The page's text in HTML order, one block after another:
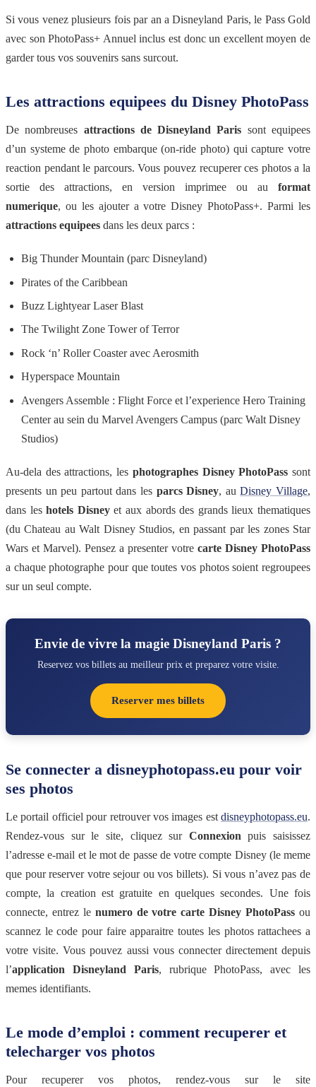
Si vous venez plusieurs fois par an a Disneyland Paris, le Pass Gold
avec son PhotoPass+ Annuel inclus est donc un excellent moyen de
garder tous vos souvenirs sans surcout.
Les attractions equipees du Disney PhotoPass
De nombreuses attractions de Disneyland Paris sont equipees
d’un systeme de photo embarque (on-ride photo) qui capture votre
reaction pendant le parcours. Vous pouvez recuperer ces photos a la
sortie des attractions, en version imprimee ou au format
numerique, ou les ajouter a votre Disney PhotoPass+. Parmi les
attractions equipees dans les deux parcs :
Big Thunder Mountain (parc Disneyland)
Pirates of the Caribbean
Buzz Lightyear Laser Blast
The Twilight Zone Tower of Terror
Rock ‘n’ Roller Coaster avec Aerosmith
Hyperspace Mountain
Avengers Assemble : Flight Force et l’experience Hero Training
Center au sein du Marvel Avengers Campus (parc Walt Disney
Studios)
Au-dela des attractions, les photographes Disney PhotoPass sont
presents un peu partout dans les parcs Disney, auDisney Village,
dans leshotels Disneyet aux abords des grands lieux thematiques
(du Chateau au Walt Disney Studios, en passant par les zones Star
Wars et Marvel). Pensez a presenter votre carte Disney PhotoPass
a chaque photographe pour que toutes vos photos soient regroupees
sur un seul compte.
Envie de vivre la magie Disneyland Paris ?
Reservez vos billets au meilleur prix et preparez votre visite.
Reserver mes billets
Se connecter a disneyphotopass.eu pour voir
ses photos
Le portail officiel pour retrouver vos images est disneyphotopass.eu.
Rendez-vous sur le site, cliquez sur Connexion puis saisissez
l’adresse e-mail et le mot de passe de votre compte Disney (le meme
que pour reserver votre sejour ou vos billets). Si vous n’avez pas de
compte, la creation est gratuite en quelques secondes. Une fois
connecte, entrez le numero de votre carte Disney PhotoPass ou
scannez le code pour faire apparaitre toutes les photos rattachees a
votre visite. Vous pouvez aussi vous connecter directement depuis
l’application Disneyland Paris, rubrique PhotoPass, avec les
memes identifiants.
Le mode d’emploi : comment recuperer et
telecharger vos photos
Pour recuperer vos photos, rendez-vous sur le site